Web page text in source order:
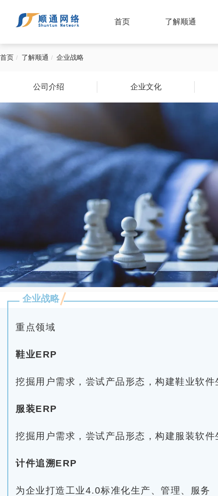
首页 了解顺通
首页 了解顺通 企业战略
公司介绍 企业文化
企业战略
重点领域
鞋业ERP
挖掘用户需求，尝试产品形态，构建鞋业软
服装ERP
挖掘用户需求，尝试产品形态，构建服装软
计件追溯ERP
为企业打造工业4.0标准化生产、管理、服务